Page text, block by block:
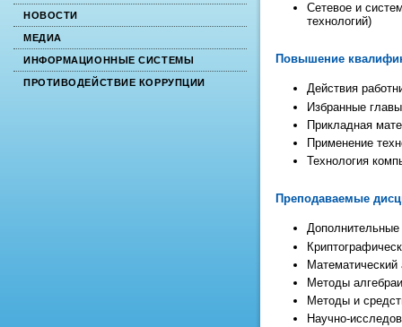
НОВОСТИ
МЕДИА
ИНФОРМАЦИОННЫЕ СИСТЕМЫ
ПРОТИВОДЕЙСТВИЕ КОРРУПЦИИ
Сетевое и
технологий)
Повышение
Действия
Избранные
Прикладная
Применение
Технология
Преподаваемые
Математический
Методы
Методы и
Научно-